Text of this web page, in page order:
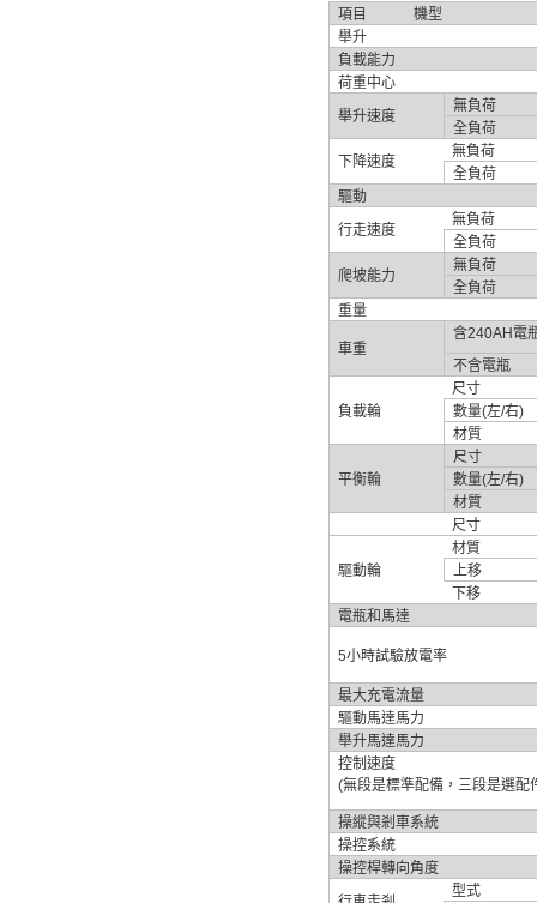
項目
機型
舉升
負載能力
荷重中心
舉升速度
無負荷
全負荷
下降速度
無負荷
全負荷
驅動
行走速度
無負荷
全負荷
爬坡能力
無負荷
全負荷
重量
車重
含240AH 電
不含電瓶
負載輪
尺寸
數量(左/右)
材質
平衡輪
尺寸
數量(左/右)
材質
尺寸
驅動輪
材質
上移
下移
電瓶和馬達
5小時試驗放電率
最大充電流量
驅動馬達馬力
舉升馬達馬力
控制速度
(無段是標準配備，三段是選配
操縱與剎車系統
操控系統
操控桿轉向角度
型式